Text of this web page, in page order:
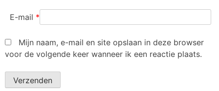
E-mail *
Mijn naam, e-mail en site opslaan in deze browser
voor de volgende keer wanneer ik een reactie plaats.